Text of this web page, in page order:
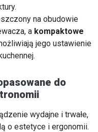
na obudowie
a kompaktowe
jego ustawienie
do
wydajne i trwałe,
o estetyce i ergonomii.